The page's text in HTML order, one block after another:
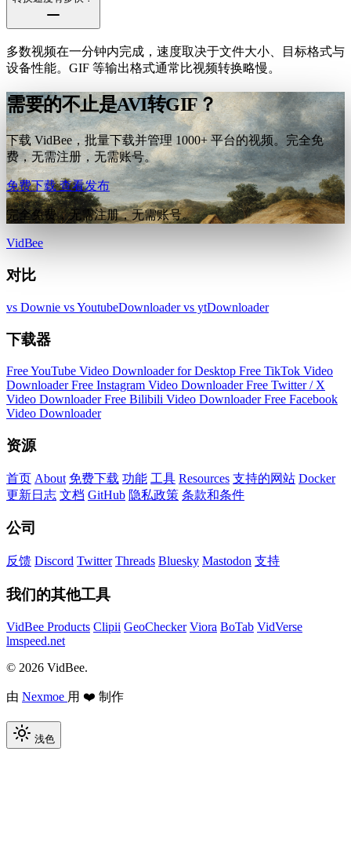
多数视频在一分钟内完成，速度取决于文件大小、目标格式与
设备性能。GIF 等输出格式通常比视频转换略慢。
需要的不止是AVI转GIF？
下载 VidBee，批量下载并管理 1000+ 平台的视频。完全免
费，无需注册，无需账号。
免费下载查看发布
完全免费，无需注册，无需账号。
VidBee
对比
vs Downie vs YoutubeDownloadervs ytDownloader
下载器
Free YouTube Video Downloader for Desktop Free TikTok Video
DownloaderFree Instagram Video DownloaderFree Twitter / X
Video DownloaderFree Bilibili Video DownloaderFree Facebook
Video Downloader
资源
首页 About 免费下载 功能 工具 Resources 支持的网站 Docker
更新日志 文档 GitHub 隐私政策 条款和条件
公司
反馈 Discord Twitter Threads Bluesky Mastodon 支持
我们的其他工具
VidBee Products Clipii GeoChecker Viora BoTab VidVerse
lmspeed.net
© 2026 VidBee.
由 Nexmoe 用 ❤️ 制作
浅色